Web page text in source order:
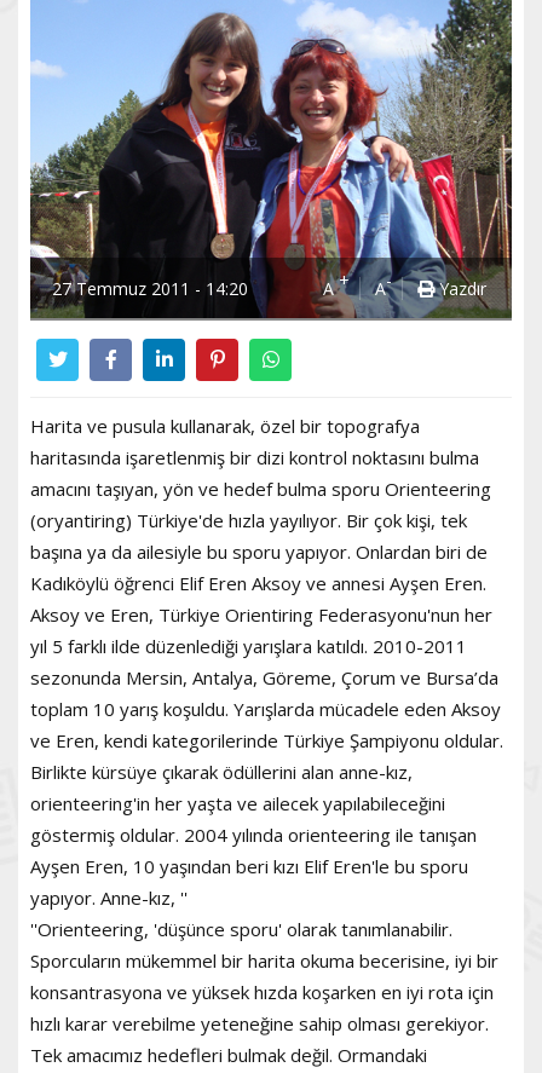
27 Temmuz 2011 - 14:20 A+ A- Yazdır
Harita ve pusula kullanarak, özel bir topografya
haritasında işaretlenmiş bir dizi kontrol noktasını bulma
amacını taşıyan, yön ve hedef bulma sporu Orienteering
(oryantiring) Türkiye'de hızla yayılıyor. Bir çok kişi, tek
başına ya da ailesiyle bu sporu yapıyor. Onlardan biri de
Kadıköylü öğrenci Elif Eren Aksoy ve annesi Ayşen Eren.
Aksoy ve Eren, Türkiye Orientiring Federasyonu'nun her
yıl 5 farklı ilde düzenlediği yarışlara katıldı. 2010-2011
sezonunda Mersin, Antalya, Göreme, Çorum ve Bursa’da
toplam 10 yarış koşuldu. Yarışlarda mücadele eden Aksoy
ve Eren, kendi kategorilerinde Türkiye Şampiyonu oldular.
Birlikte kürsüye çıkarak ödüllerini alan anne-kız,
orienteering'in her yaşta ve ailecek yapılabileceğini
göstermiş oldular. 2004 yılında orienteering ile tanışan
Ayşen Eren, 10 yaşından beri kızı Elif Eren'le bu sporu
yapıyor. Anne-kız, ''
''Orienteering, 'düşünce sporu' olarak tanımlanabilir.
Sporcuların mükemmel bir harita okuma becerisine, iyi bir
konsantrasyona ve yüksek hızda koşarken en iyi rota için
hızlı karar verebilme yeteneğine sahip olması gerekiyor.
Tek amacımız hedefleri bulmak değil. Ormandaki